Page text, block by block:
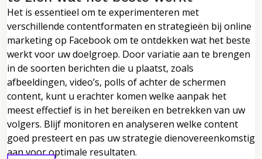
Het is essentieel om te experimenteren met
verschillende contentformaten en strategieën bij online
marketing op Facebook om te ontdekken wat het beste
werkt voor uw doelgroep. Door variatie aan te brengen
in de soorten berichten die u plaatst, zoals
afbeeldingen, video’s, polls of achter de schermen
content, kunt u erachter komen welke aanpak het
meest effectief is in het bereiken en betrekken van uw
volgers. Blijf monitoren en analyseren welke content
goed presteert en pas uw strategie dienovereenkomstig
aan voor optimale resultaten.